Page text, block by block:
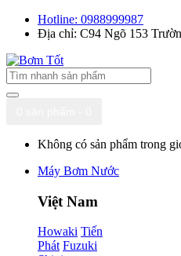
Hotline: 0988999987
Địa chỉ: C94 Ngõ 153
Không có sản phẩm trong
Máy Bơm Nước
Việt Nam
Howaki Tiến
Phát Fuzuki